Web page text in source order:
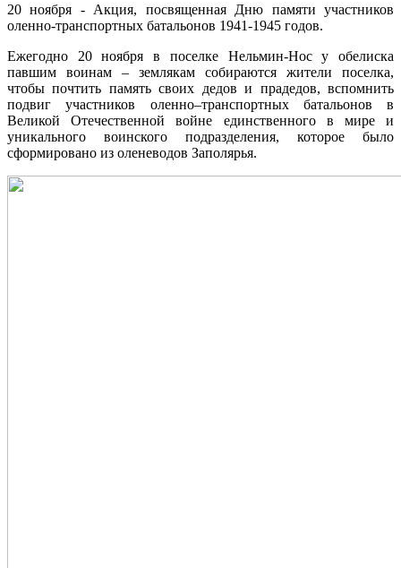
20 ноября - Акция, посвященная Дню памяти участников
оленно-транспортных батальонов 1941-1945 годов.
Ежегодно 20 ноября в поселке Нельмин-Нос у обелиска
павшим воинам – землякам собираются жители поселка,
чтобы почтить память своих дедов и прадедов, вспомнить
подвиг участников оленно–транспортных батальонов в
Великой Отечественной войне единственного в мире и
уникального воинского подразделения, которое было
сформировано из оленеводов Заполярья.